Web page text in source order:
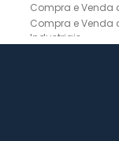
Compra e Venda
Compra e Venda
Industriais
Compra e Venda
Dobradeira de
Dobradeira de